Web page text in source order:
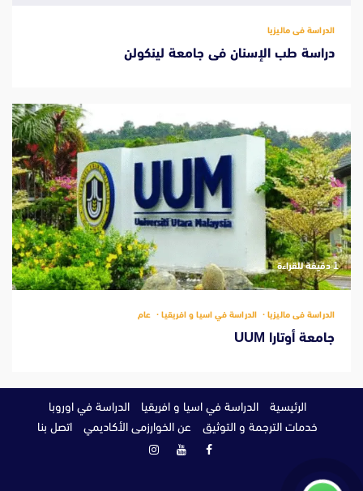
الدراسة فى ماليزيا
دراسة طب الإسنان فى جامعة لينكولن
‫1 دقيقة للقراءة
الدراسة فى ماليزيا الدراسة في اسيا و افريقيا عام
جامعة أوتارا UUM
الرئيسية الدراسة في اسيا و افريقيا
الدراسة في اوروبا
خدمات الترجمة و التوثيق
عن الخوارزمى الأكاديمي اتصل بنا
فيسبوكيوتيوبانستغرام